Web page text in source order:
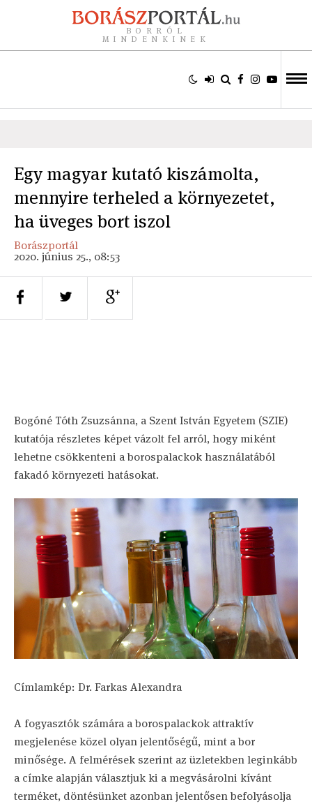
BORRÓL
MINDENKINEK
Egy magyar kutató kiszámolta,
mennyire terheled a környezetet,
ha üveges bort iszol
Borászportál
2020. június 25., 08:53
Bogóné Tóth Zsuzsánna, a Szent István Egyetem (SZIE)
kutatója részletes képet vázolt fel arról, hogy miként
lehetne csökkenteni a borospalackok használatából
fakadó környezeti hatásokat.
Címlamkép: Dr. Farkas Alexandra
A fogyasztók számára a borospalackok attraktív
megjelenése közel olyan jelentőségű, mint a bor
minősége. A felmérések szerint az üzletekben leginkább
a címke alapján választjuk ki a megvásárolni kívánt
terméket, döntésünket azonban jelentősen befolyásolja